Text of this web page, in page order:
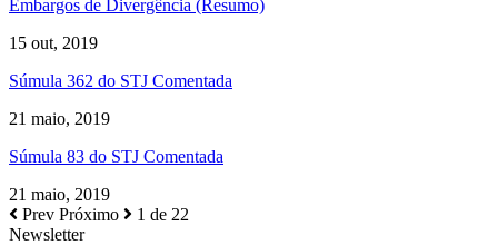
Embargos de Divergência (Resumo)
15 out, 2019
Súmula 362 do STJ Comentada
21 maio, 2019
Súmula 83 do STJ Comentada
21 maio, 2019
Prev Próximo
1 de 22
Newsletter